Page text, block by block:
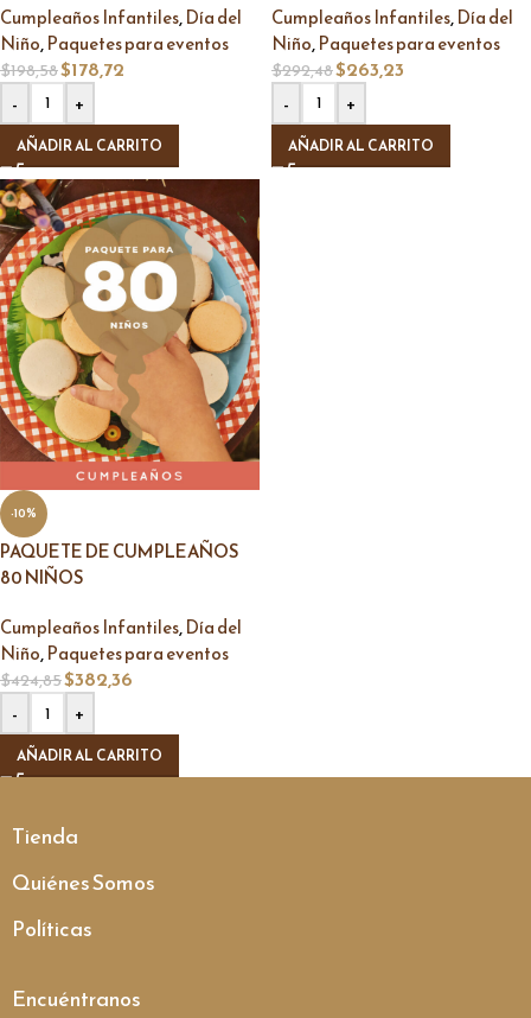
Cumpleaños Infantiles,Día del
Niño,Paquetes para eventos
$198,58$178,72
-
+
AÑADIR AL CARRITO
Cumpleaños Infantiles,Día del
Niño,Paquetes para eventos
$292,48$263,23
-
+
AÑADIR AL CARRITO
-10%
PAQUETE DE CUMPLEAÑOS
80 NIÑOS
Cumpleaños Infantiles,Día del
Niño,Paquetes para eventos
$424,85$382,36
-
+
AÑADIR AL CARRITO
Tienda
Quiénes Somos
Políticas
Encuéntranos